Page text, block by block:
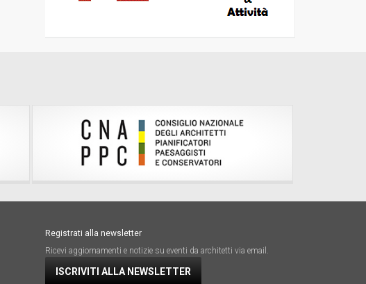
Registrati alla newsletter
Ricevi aggiornamenti e notizie su eventi da architetti via email.
ISCRIVITI ALLA NEWSLETTER